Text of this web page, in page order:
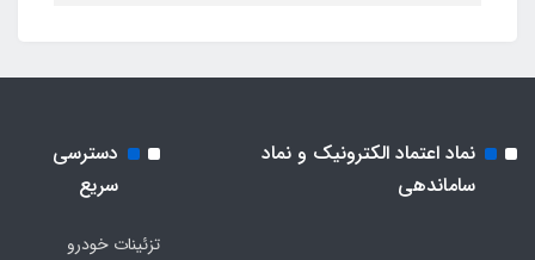
نماد اعتماد الکترونیک و نماد
ساماندهی
دسترسی
سریع
تزئینات خودرو